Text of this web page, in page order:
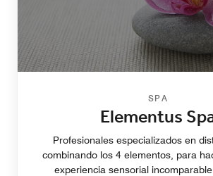
SPA
Elementus
Profesionales especializados en
combinando los 4 elementos, para
experiencia sensorial